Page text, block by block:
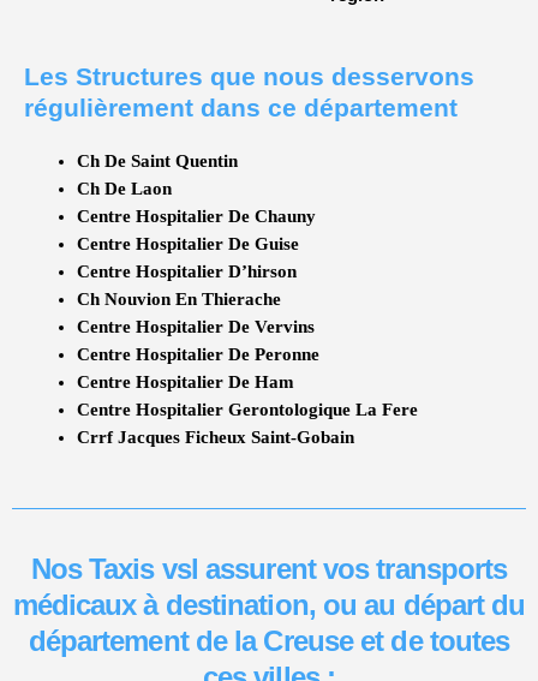
Les Structures que nous desservons
régulièrement dans ce département
Ch De Saint Quentin
Ch De Laon
Centre Hospitalier De Chauny
Centre Hospitalier De Guise
Centre Hospitalier D’hirson
Ch Nouvion En Thierache
Centre Hospitalier De Vervins
Centre Hospitalier De Peronne
Centre Hospitalier De Ham
Centre Hospitalier Gerontologique La Fere
Crrf Jacques Ficheux Saint-Gobain
Nos Taxis vsl assurent vos transports
médicaux à destination, ou au départ du
département de la Creuse et de toutes